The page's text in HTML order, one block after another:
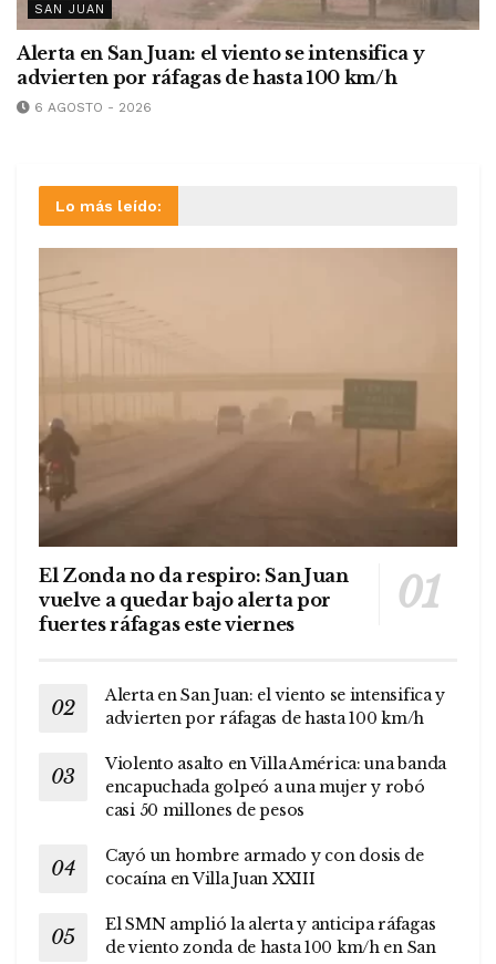
SAN JUAN
Alerta en San Juan: el viento se intensifica y
advierten por ráfagas de hasta 100 km/h
6 AGOSTO - 2026
Lo más leído:
El Zonda no da respiro: San Juan
vuelve a quedar bajo alerta por
fuertes ráfagas este viernes
Alerta en San Juan: el viento se intensifica y
advierten por ráfagas de hasta 100 km/h
Violento asalto en Villa América: una banda
encapuchada golpeó a una mujer y robó
casi 50 millones de pesos
Cayó un hombre armado y con dosis de
cocaína en Villa Juan XXIII
El SMN amplió la alerta y anticipa ráfagas
de viento zonda de hasta 100 km/h en San